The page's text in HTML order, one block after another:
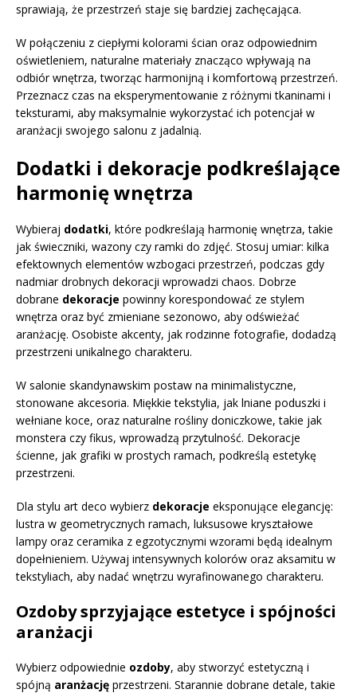
sprawiają, że przestrzeń staje się bardziej zachęcająca.
W połączeniu z ciepłymi kolorami ścian oraz odpowiednim
oświetleniem, naturalne materiały znacząco wpływają na
odbiór wnętrza, tworząc harmonijną i komfortową przestrzeń.
Przeznacz czas na eksperymentowanie z różnymi tkaninami i
teksturami, aby maksymalnie wykorzystać ich potencjał w
aranżacji swojego salonu z jadalnią.
Dodatki i dekoracje podkreślające
harmonię wnętrza
Wybieraj dodatki, które podkreślają harmonię wnętrza, takie
jak świeczniki, wazony czy ramki do zdjęć. Stosuj umiar: kilka
efektownych elementów wzbogaci przestrzeń, podczas gdy
nadmiar drobnych dekoracji wprowadzi chaos. Dobrze
dobrane dekoracje powinny korespondować ze stylem
wnętrza oraz być zmieniane sezonowo, aby odświeżać
aranżację. Osobiste akcenty, jak rodzinne fotografie, dodadzą
przestrzeni unikalnego charakteru.
W salonie skandynawskim postaw na minimalistyczne,
stonowane akcesoria. Miękkie tekstylia, jak lniane poduszki i
wełniane koce, oraz naturalne rośliny doniczkowe, takie jak
monstera czy fikus, wprowadzą przytulność. Dekoracje
ścienne, jak grafiki w prostych ramach, podkreślą estetykę
przestrzeni.
Dla stylu art deco wybierz dekoracje eksponujące elegancję:
lustra w geometrycznych ramach, luksusowe kryształowe
lampy oraz ceramika z egzotycznymi wzorami będą idealnym
dopełnieniem. Używaj intensywnych kolorów oraz aksamitu w
tekstyliach, aby nadać wnętrzu wyrafinowanego charakteru.
Ozdoby sprzyjające estetyce i spójności
aranżacji
Wybierz odpowiednie ozdoby, aby stworzyć estetyczną i
spójną aranżację przestrzeni. Starannie dobrane detale, takie